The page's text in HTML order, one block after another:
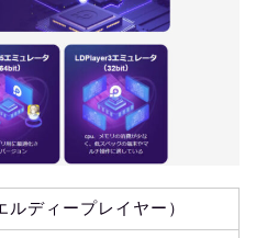
ディープレイヤー）